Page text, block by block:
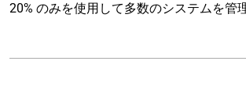
20% のみを使用して多数のシステムを管